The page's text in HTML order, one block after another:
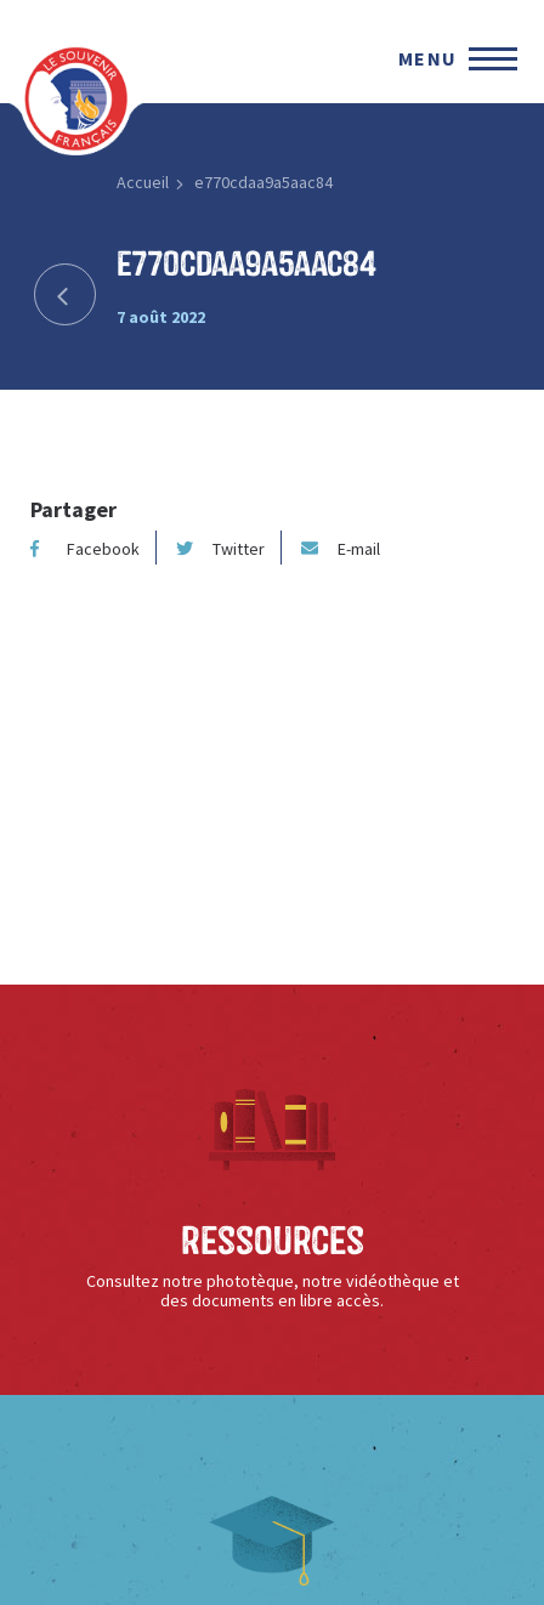
MENU
Accueil e770cdaa9a5aac84
e770cdaa9a5aac84
7 août 2022
Partager
Facebook Twitter E-mail
Ressources
Consultez notre phototèque, notre vidéothèque et
des documents en libre accès.